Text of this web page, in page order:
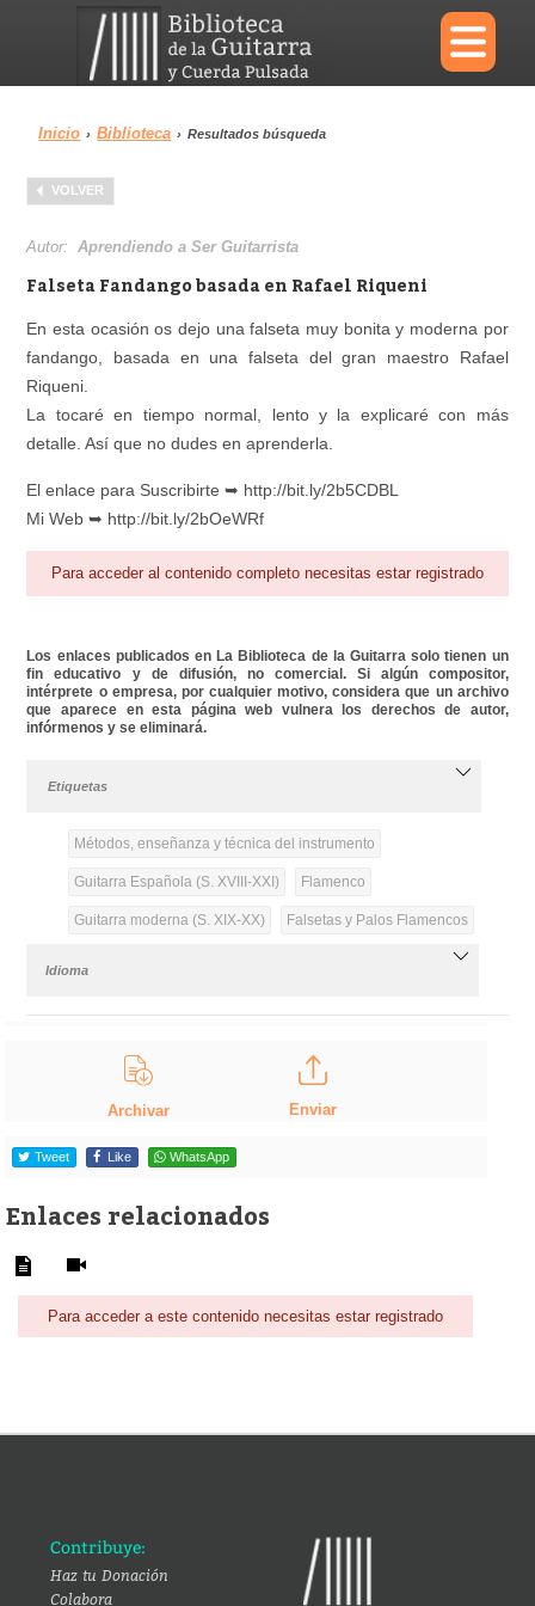
×
Menu
Biblioteca
Área personal Reproductor
Inicio › Biblioteca › Resultados búsqueda
VOLVER
Autor:Aprendiendo a Ser Guitarrista
Falseta Fandango basada en Rafael Riqueni
En esta ocasión os dejo una falseta muy bonita y moderna por
fandango, basada en una falseta del gran maestro Rafael
Riqueni.
La tocaré en tiempo normal, lento y la explicaré con más
detalle. Así que no dudes en aprenderla.
El enlace para Suscribirte ➥ http://bit.ly/2b5CDBL
Mi Web ➥ http://bit.ly/2bOeWRf
Para acceder al contenido completo necesitas estar registrado
Los enlaces publicados en La Biblioteca de la Guitarra solo tienen un
fin educativo y de difusión, no comercial. Si algún compositor,
intérprete o empresa, por cualquier motivo, considera que un archivo
que aparece en esta página web vulnera los derechos de autor,
infórmenos y se eliminará.
Etiquetas
Métodos, enseñanza y técnica del instrumento
Guitarra Española (S. XVIII-XXI) Flamenco
Guitarra moderna (S. XIX-XX) Falsetas y Palos Flamencos
Idioma
Archivar Enviar
Tweet Like WhatsApp
Enlaces relacionados
Para acceder a este contenido necesitas estar registrado
Contribuye:
Haz tu Donación
Colabora